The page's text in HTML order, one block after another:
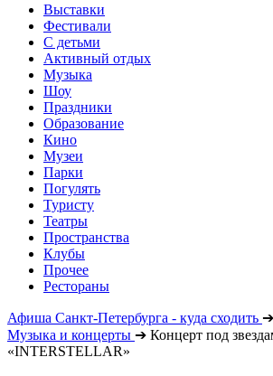
Выставки
Фестивали
С детьми
Активный отдых
Музыка
Шоу
Праздники
Образование
Кино
Музеи
Парки
Погулять
Туристу
Театры
Пространства
Клубы
Прочее
Рестораны
Афиша Санкт-Петербурга - куда сходить ➔
Музыка и концерты ➔ Концерт под
«INTERSTELLAR»